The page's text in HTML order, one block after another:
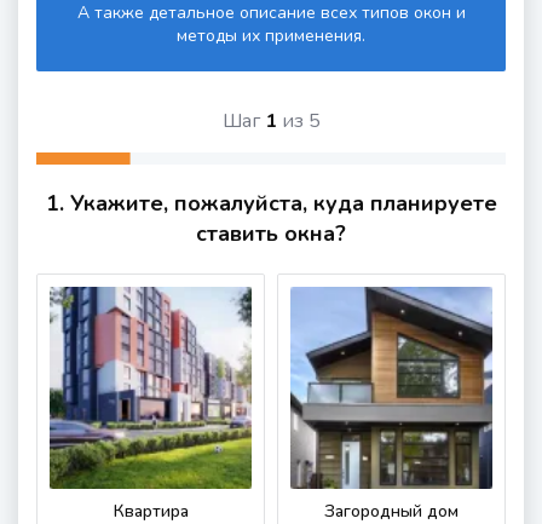
А также детальное описание всех типов окон и
методы их применения.
Шаг 1 из 5
1. Укажите, пожалуйста, куда планируете
ставить окна?
Квартира Загородный дом